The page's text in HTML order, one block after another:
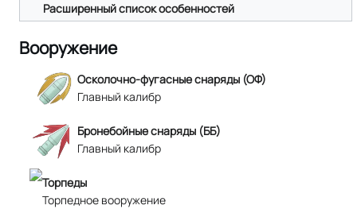
Расширенный список особенностей
Вооружение
Осколочно-фугасные снаряды (ОФ)
Главный калибр
Бронебойные снаряды (ББ)
Главный калибр
Торпеды
Торпедное вооружение